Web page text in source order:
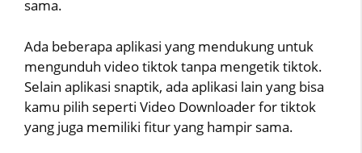
sama.
Ada beberapa aplikasi yang mendukung untuk
mengunduh video tiktok tanpa mengetik tiktok.
Selain aplikasi snaptik, ada aplikasi lain yang bisa
kamu pilih seperti Video Downloader for tiktok
yang juga memiliki fitur yang hampir sama.